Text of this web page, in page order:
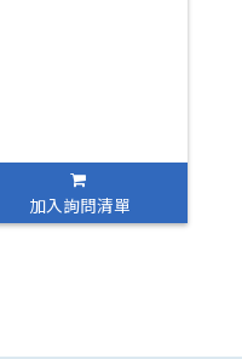
加入詢問清單